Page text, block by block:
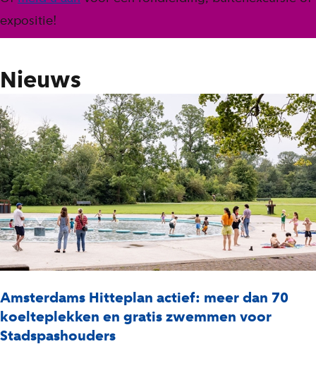
s
t
expositie!
Nieuws
Amsterdams Hitteplan actief: meer dan 70
koelteplekken en gratis zwemmen voor
Stadspashouders